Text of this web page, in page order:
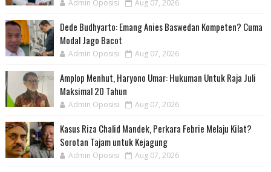
Admin Oposisi Aug 07, 2026
Dede Budhyarto: Emang Anies Baswedan Kompeten? Cuma
Modal Jago Bacot
Admin Oposisi Aug 07, 2026
Amplop Menhut, Haryono Umar: Hukuman Untuk Raja Juli
Maksimal 20 Tahun
Admin Oposisi Aug 07, 2026
Kasus Riza Chalid Mandek, Perkara Febrie Melaju Kilat?
Sorotan Tajam untuk Kejagung
Admin Oposisi Aug 07, 2026